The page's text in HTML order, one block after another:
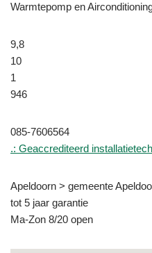
Warmtepomp en
9,8
10
1
946
085-7606564
.: Geaccrediteerd
Apeldoorn > gemeente
tot 5 jaar garantie
Ma-Zon 8/20 open